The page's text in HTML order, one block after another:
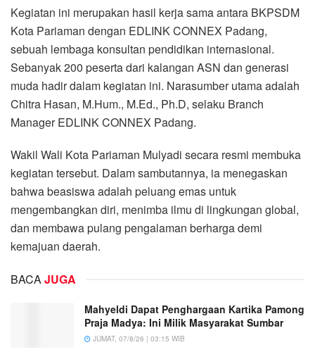
Kegiatan ini merupakan hasil kerja sama antara BKPSDM
Kota Pariaman dengan EDLINK CONNEX Padang,
sebuah lembaga konsultan pendidikan internasional.
Sebanyak 200 peserta dari kalangan ASN dan generasi
muda hadir dalam kegiatan ini. Narasumber utama adalah
Chitra Hasan, M.Hum., M.Ed., Ph.D, selaku Branch
Manager EDLINK CONNEX Padang.
Wakil Wali Kota Pariaman Mulyadi secara resmi membuka
kegiatan tersebut. Dalam sambutannya, ia menegaskan
bahwa beasiswa adalah peluang emas untuk
mengembangkan diri, menimba ilmu di lingkungan global,
dan membawa pulang pengalaman berharga demi
kemajuan daerah.
BACAJUGA
Mahyeldi Dapat Penghargaan Kartika Pamong
Praja Madya: Ini Milik Masyarakat Sumbar
JUMAT, 07/8/26 | 03:15 WIB